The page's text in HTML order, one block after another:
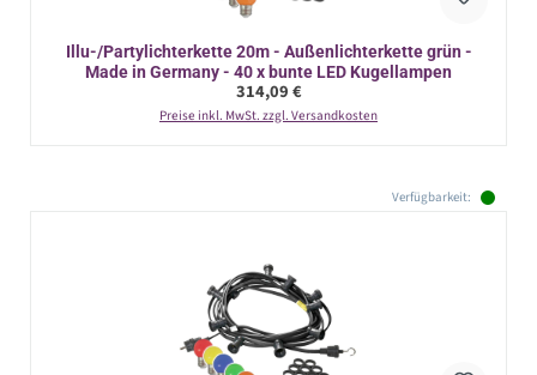
Illu-/Partylichterkette 20m - Außenlichterkette grün -
Made in Germany - 40 x bunte LED Kugellampen
Regulärer Preis:
314,09 €
Preise inkl. MwSt. zzgl. Versandkosten
Verfügbarkeit: